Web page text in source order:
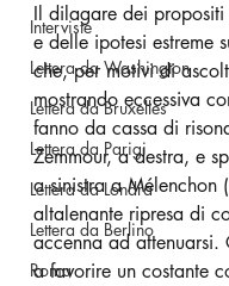
Interviste
Lettera da Washington
Lettera da Bruxelles
Lettera da Parigi
Lettera da Londra
Lettera da Berlino
Roma
Il dilagare dei
e delle ipotesi estreme
che, per motivi di
mostrando eccessiva
fanno da cassa di
Zemmour, a destra, e
a sinistra a Mélenchon
altalenante ripresa di
accenna ad attenuarsi.
a favorire un costante